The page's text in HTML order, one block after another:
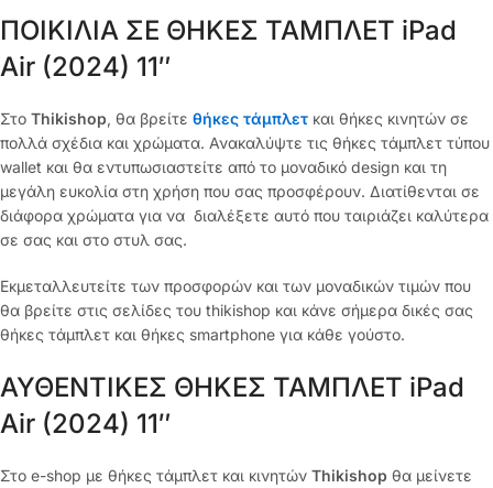
ΠΟΙΚΙΛΙΑ ΣΕ ΘΗΚΕΣ ΤΑΜΠΛΕΤ iPad
Air (2024) 11″
Στο Thikishop, θα βρείτε θήκες τάμπλετ και θήκες κινητών σε
πολλά σχέδια και χρώματα. Ανακαλύψτε τις θήκες τάμπλετ τύπου
wallet και θα εντυπωσιαστείτε από το μοναδικό design και τη
μεγάλη ευκολία στη χρήση που σας προσφέρουν. Διατίθενται σε
διάφορα χρώματα για να διαλέξετε αυτό που ταιριάζει καλύτερα
σε σας και στο στυλ σας.
Εκμεταλλευτείτε των προσφορών και των μοναδικών τιμών που
θα βρείτε στις σελίδες του thikishop και κάνε σήμερα δικές σας
θήκες τάμπλετ και θήκες smartphone για κάθε γούστο.
ΑΥΘΕΝΤΙΚΕΣ ΘΗΚΕΣ ΤΑΜΠΛΕΤ iPad
Air (2024) 11″
Στο e-shop με θήκες τάμπλετ και κινητών Thikishop θα μείνετε